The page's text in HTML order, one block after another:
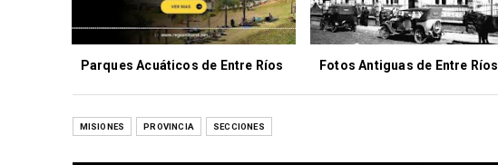
Parques Acuáticos de Entre Ríos Fotos Antiguas de Entre Ríos
MISIONES PROVINCIA SECCIONES